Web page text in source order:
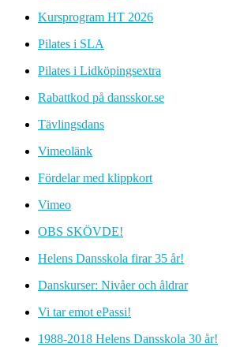
Kursprogram HT 2026
Pilates i SLA
Pilates i Lidköpingsextra
Rabattkod på dansskor.se
Tävlingsdans
Vimeolänk
Fördelar med klippkort
Vimeo
OBS SKÖVDE!
Helens Dansskola firar 35 år!
Danskurser: Nivåer och åldrar
Vi tar emot ePassi!
1988-2018 Helens Dansskola 30 år!